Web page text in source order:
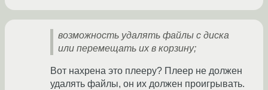
возможность удалять файлы с диска
или перемещать их в корзину;
Вот нахрена это плееру? Плеер не должен
удалять файлы, он их должен проигрывать.